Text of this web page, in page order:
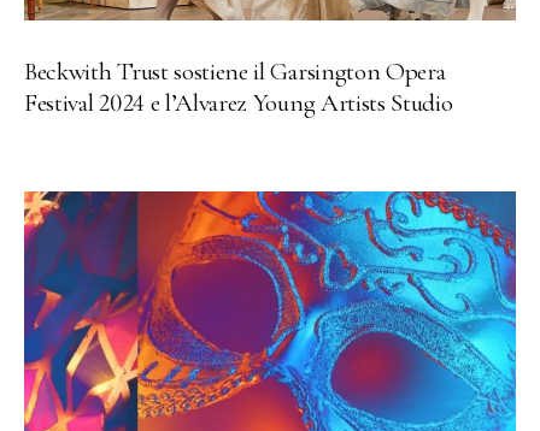
Beckwith Trust sostiene il Garsington Opera
Festival 2024 e l’Alvarez Young Artists Studio